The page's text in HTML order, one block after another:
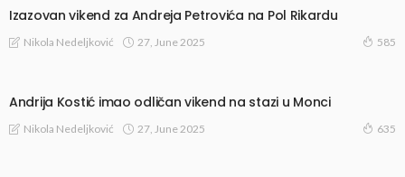
Izazovan vikend za Andreja Petrovića na Pol Rikardu
Nikola Nedeljković 27, June 2025 585
Andrija Kostić imao odličan vikend na stazi u Monci
Nikola Nedeljković 27, June 2025 635